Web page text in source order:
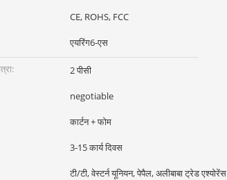
CE, ROHS, FCC
एयरिंग6-एस
2 पीसी
negotiable
कार्टन + फोम
3-15 कार्य दिवस
टी/टी, वेस्टर्न यूनियन, पेपैल, अलीबाबा ट्रेड एश्योरेंस